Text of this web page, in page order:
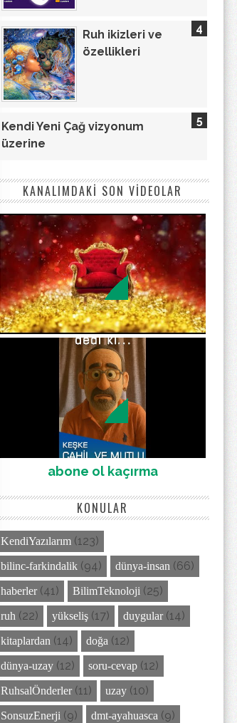
Ruh ikizleri ve
özellikleri
Kendi Yeni Çağ vizyonum
üzerine
KANALIMDAKİ SON VİDEOLAR
abone ol kaçırma
KONULAR
KendiYazılarım (123)
bilinc-farkindalik (94) dünya-insan (66)
haberler (41) BilimTeknoloji (25)
ruh (22) yükseliş (17) duygular (14)
kitaplardan (14) doğa (12)
dünya-uzay (12) soru-cevap (12)
RuhsalÖnderler (11) uzay (10)
SonsuzEnerji (9) dmt-ayahuasca (9)